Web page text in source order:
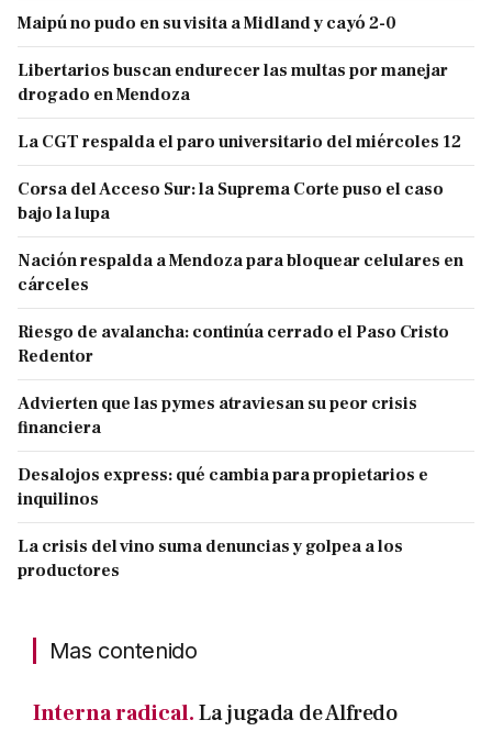
Maipú no pudo en su visita a Midland y cayó 2-0
Libertarios buscan endurecer las multas por manejar
drogado en Mendoza
La CGT respalda el paro universitario del miércoles 12
Corsa del Acceso Sur: la Suprema Corte puso el caso
bajo la lupa
Nación respalda a Mendoza para bloquear celulares en
cárceles
Riesgo de avalancha: continúa cerrado el Paso Cristo
Redentor
Advierten que las pymes atraviesan su peor crisis
financiera
Desalojos express: qué cambia para propietarios e
inquilinos
La crisis del vino suma denuncias y golpea a los
productores
Mas contenido
Interna radical.La jugada de Alfredo